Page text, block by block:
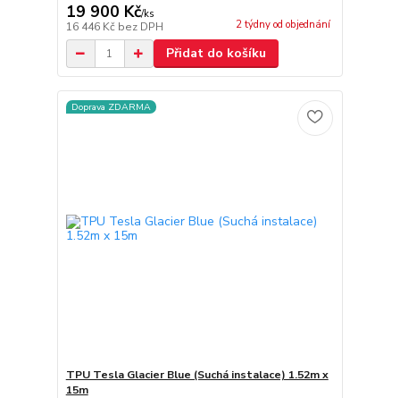
19 900 Kč/ks
16 446 Kč bez DPH 2 týdny od objednání
Přidat do košíku
Doprava ZDARMA
TPU Tesla Glacier Blue (Suchá instalace) 1.52m x
15m